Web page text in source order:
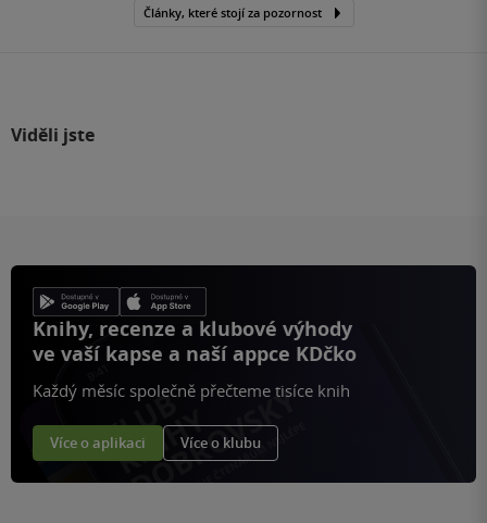
Články, které stojí za pozornost
Viděli jste
Knihy, recenze a klubové výhody
ve vaší kapse a naší appce KDčko
Každý měsíc společně přečteme tisíce knih
Více o aplikaci Více o klubu